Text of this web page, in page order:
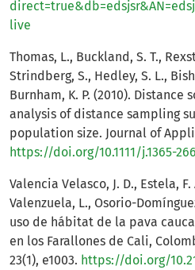
live
Thomas, L., Buckland, S. T.,
Strindberg, S., Hedley, S. L.,
Burnham, K. P. (2010). Distance
analysis of distance sampling
population size. Journal of
https://doi.org/10.1111/j.1365-
Valencia Velasco, J. D., Estela,
Valenzuela, L., Osorio-
uso de hábitat de la pava
en los Farallones de Cali,
23(1), e1003. https://doi.org/